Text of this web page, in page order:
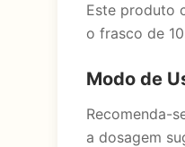
Este produto
o frasco de
Modo de
Recomenda-
a dosagem